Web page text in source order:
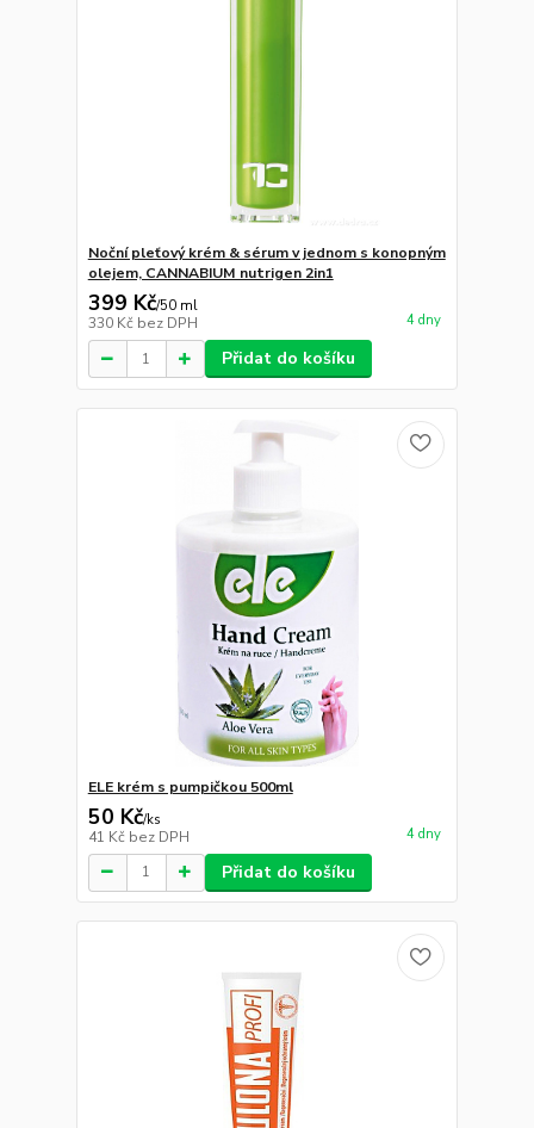
Noční pleťový krém & sérum v jednom s konopným
olejem, CANNABIUM nutrigen 2in1
399 Kč/50 ml
330 Kč bez DPH 4 dny
Přidat do košíku
ELE krém s pumpičkou 500ml
50 Kč/ks
41 Kč bez DPH 4 dny
Přidat do košíku